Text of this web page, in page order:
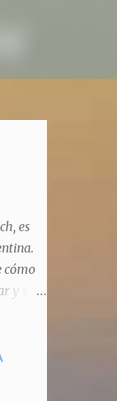
es
cómo
y se